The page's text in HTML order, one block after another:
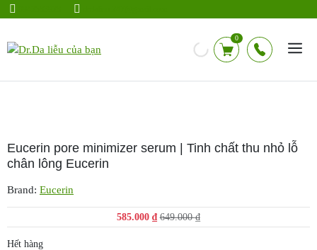
Chuyển
dung
0
Eucerin pore minimizer serum | Tinh chất thu nhỏ lỗ
chân lông Eucerin
Brand: Eucerin
649.000₫
Giá
gốc
585.000₫ Giá
hiện
Hết hàng